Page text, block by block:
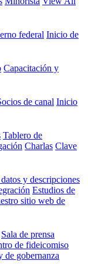
federal Inicio de
Capacitación y
de canal Inicio
Tablero de
Charlas Clave
y descripciones
Estudios de
sitio web de
Sala de prensa
de fideicomiso
de gobernanza